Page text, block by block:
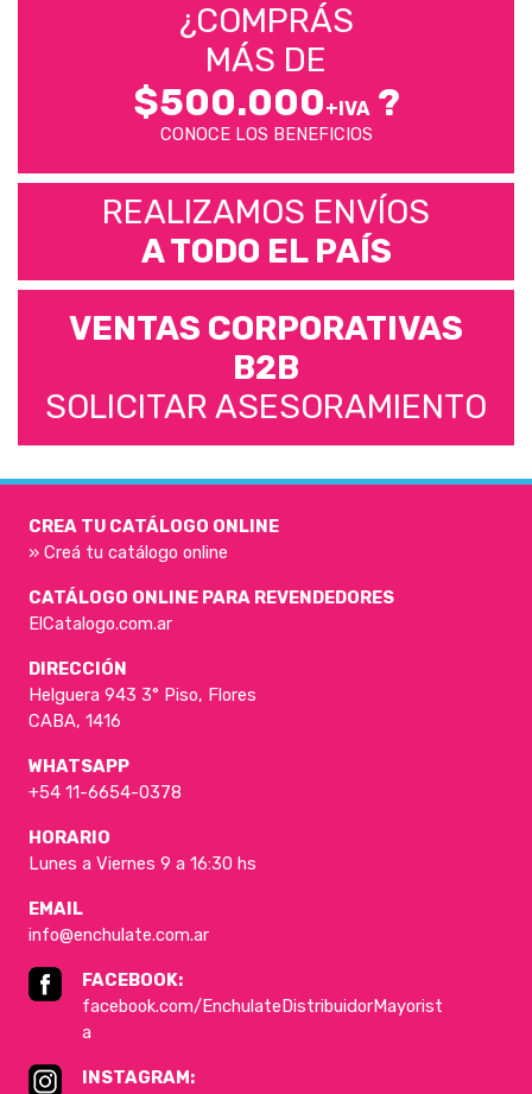
¿COMPRÁS
MÁS DE
$500.000+IVA?
CONOCE LOS BENEFICIOS
REALIZAMOS ENVÍOS
A TODO EL PAÍS
VENTAS CORPORATIVAS
B2B
SOLICITAR ASESORAMIENTO
CREA TU CATÁLOGO ONLINE
» Creá tu catálogo online
CATÁLOGO ONLINE PARA REVENDEDORES
ElCatalogo.com.ar
DIRECCIÓN
Helguera 943 3° Piso, Flores
CABA, 1416
WHATSAPP
+54 11-6654-0378
HORARIO
Lunes a Viernes 9 a 16:30 hs
EMAIL
info@enchulate.com.ar
FACEBOOK:
facebook.com/EnchulateDistribuidorMayorist
a
INSTAGRAM: